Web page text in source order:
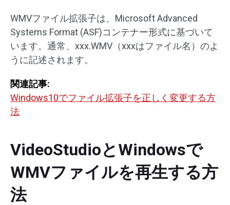
WMVファイル拡張子は、Microsoft Advanced
Systems Format (ASF)コンテナー形式に基づいて
います。通常、xxx.WMV（xxxはファイル名）のよ
うに記述されます。
関連記事:
Windows10でファイル拡張子を正しく変更する方
法
VideoStudioとWindowsで
WMVファイルを再生する方
法